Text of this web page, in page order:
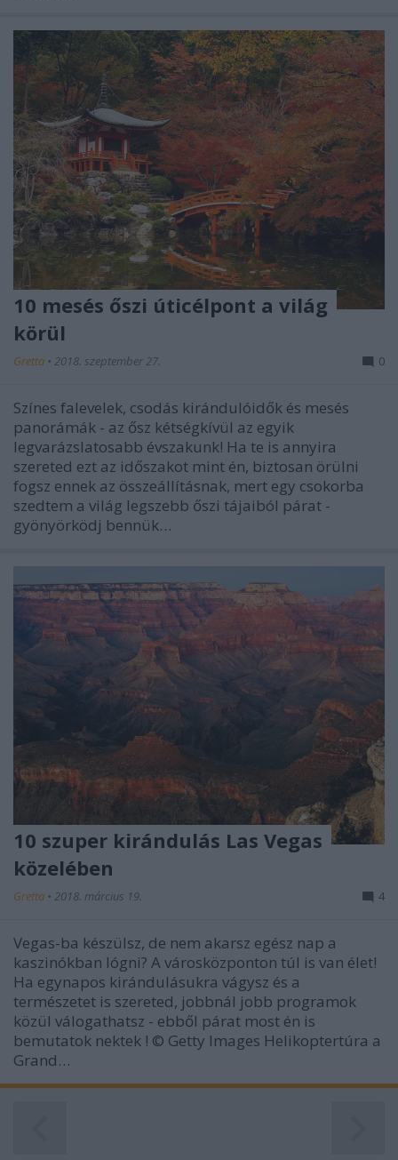
10 mesés őszi úticélpont a világ
körül
Gretta • 2018. szeptember 27. 0
Színes falevelek, csodás kirándulóidők és mesés
panorámák - az ősz kétségkívül az egyik
legvarázslatosabb évszakunk! Ha te is annyira
szereted ezt az időszakot mint én, biztosan örülni
fogsz ennek az összeállításnak, mert egy csokorba
szedtem a világ legszebb őszi tájaiból párat -
gyönyörködj bennük…
10 szuper kirándulás Las Vegas
közelében
Gretta • 2018. március 19. 4
Vegas-ba készülsz, de nem akarsz egész nap a
kaszinókban lógni? A városközponton túl is van élet!
Ha egynapos kirándulásukra vágysz és a
természetet is szereted, jobbnál jobb programok
közül válogathatsz - ebből párat most én is
bemutatok nektek ! © Getty Images Helikoptertúra a
Grand…